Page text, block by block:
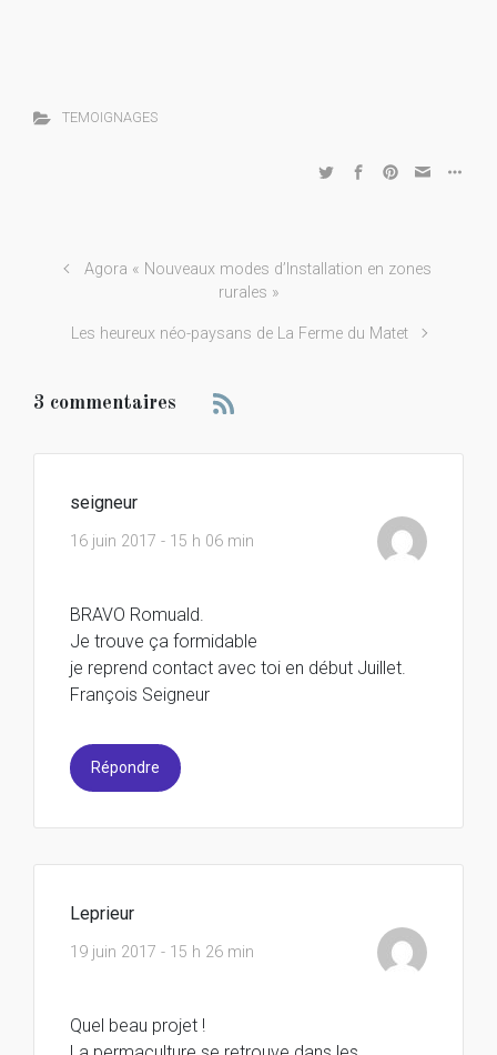
TEMOIGNAGES
Agora « Nouveaux modes d’Installation en zones
rurales »
Les heureux néo-paysans de La Ferme du Matet
3 commentaires
seigneur
16 juin 2017 - 15 h 06 min
BRAVO Romuald.
Je trouve ça formidable
je reprend contact avec toi en début Juillet.
François Seigneur
Répondre
Leprieur
19 juin 2017 - 15 h 26 min
Quel beau projet !